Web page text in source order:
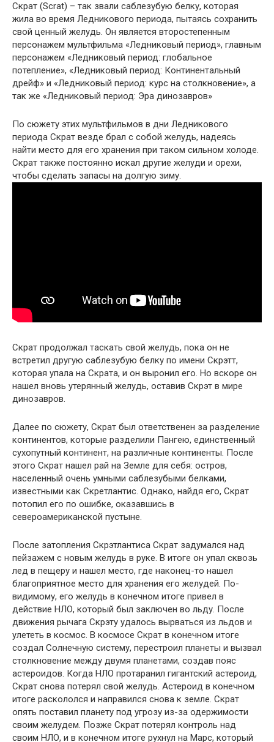
Скрат (Scrat) – так звали саблезубую белку, которая
жила во время Ледникового периода, пытаясь сохранить
свой ценный желудь. Он является второстепенным
персонажем мультфильма «Ледниковый период», главным
персонажем «Ледниковый период: глобальное
потепление», «Ледниковый период: Континентальный
дрейф» и «Ледниковый период: курс на столкновение», а
так же «Ледниковый период: Эра динозавров»
По сюжету этих мультфильмов в дни Ледникового
периода Скрат везде брал с собой желудь, надеясь
найти место для его хранения при таком сильном холоде.
Скрат также постоянно искал другие желуди и орехи,
чтобы сделать запасы на долгую зиму.
Скрат продолжал таскать свой желудь, пока он не
встретил другую саблезубую белку по имени Скрэтт,
которая упала на Скрата, и он выронил его. Но вскоре он
нашел вновь утерянный желудь, оставив Скрэт в мире
динозавров.
Далее по сюжету, Скрат был ответственен за разделение
континентов, которые разделили Пангею, единственный
сухопутный континент, на различные континенты. После
этого Скрат нашел рай на Земле для себя: остров,
населенный очень умными саблезубыми белками,
известными как Скретлантис. Однако, найдя его, Скрат
потопил его по ошибке, оказавшись в
североамериканской пустыне.
После затопления Скрэтлантиса Скрат задумался над
пейзажем с новым желудь в руке. В итоге он упал сквозь
лед в пещеру и нашел место, где наконец-то нашел
благоприятное место для хранения его желудей. По-
видимому, его желудь в конечном итоге привел в
действие НЛО, который был заключен во льду. После
движения рычага Скрэту удалось вырваться из льдов и
улететь в космос. В космосе Скрат в конечном итоге
создал Солнечную систему, перестроил планеты и вызвал
столкновение между двумя планетами, создав пояс
астероидов. Когда НЛО протаранил гигантский астероид,
Скрат снова потерял свой желудь. Астероид в конечном
итоге раскололся и направился снова к земле. Скрат
опять поставил планету под угрозу из-за одержимости
своим желудем. Позже Скрат потерял контроль над
своим НЛО, и в конечном итоге рухнул на Марс, который